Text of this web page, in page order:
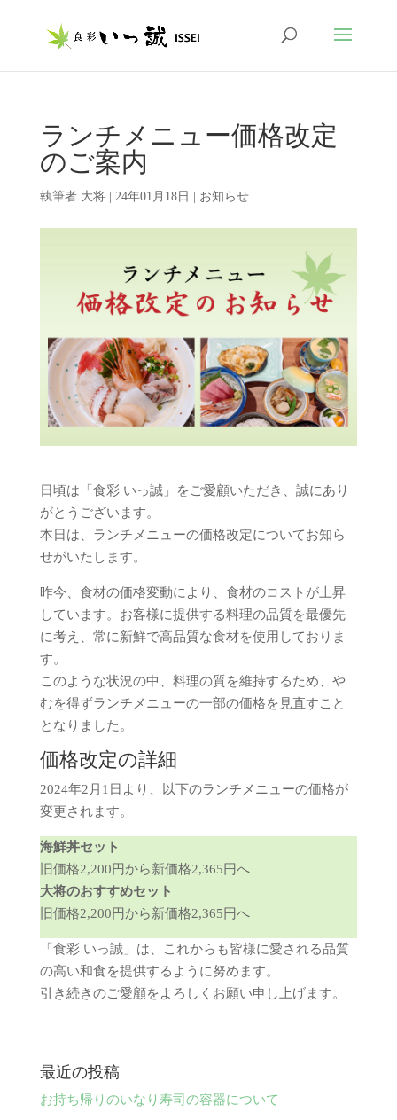
ランチメニュー価格改定
のご案内
執筆者 大将| 24年01月18日 お知らせ
日頃は「食彩 いっ誠」をご愛顧いただき、誠にあり
がとうございます。
本日は、ランチメニューの価格改定についてお知ら
せがいたします。
昨今、食材の価格変動により、食材のコストが上昇
しています。お客様に提供する料理の品質を最優先
に考え、常に新鮮で高品質な食材を使用しておりま
す。
このような状況の中、料理の質を維持するため、や
むを得ずランチメニューの一部の価格を見直すこと
となりました。
価格改定の詳細
2024年2月1日より、以下のランチメニューの価格が
変更されます。
海鮮丼セット
旧価格2,200円から新価格2,365円へ
大将のおすすめセット
旧価格2,200円から新価格2,365円へ
「食彩 いっ誠」は、これからも皆様に愛される品質
の高い和食を提供するように努めます。
引き続きのご愛顧をよろしくお願い申し上げます。
最近の投稿
お持ち帰りのいなり寿司の容器について